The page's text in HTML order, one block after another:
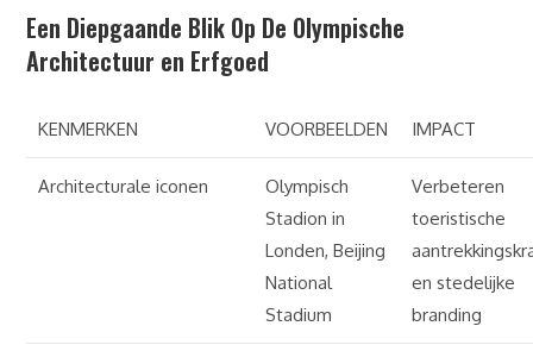
Een Diepgaande Blik Op De Olympische
Architectuur en Erfgoed
KENMERKEN VOORBEELDEN IMPACT
Architecturale iconen
Olympisch
Stadion in
Londen, Beijing
National
Stadium
Verbeteren
toeristische
en stedelijke
branding